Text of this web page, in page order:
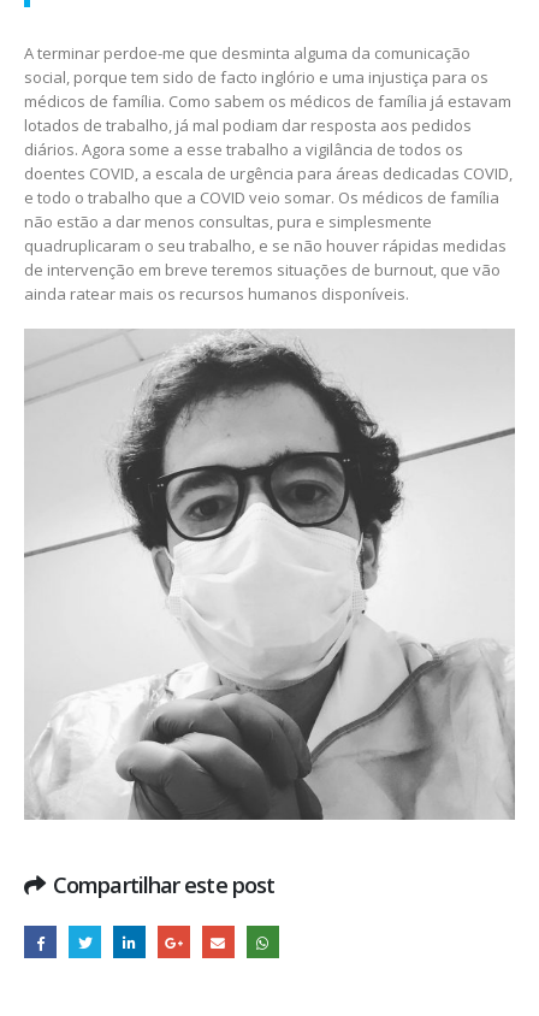
A terminar perdoe-me que desminta alguma da comunicação
social, porque tem sido de facto inglório e uma injustiça para os
médicos de família. Como sabem os médicos de família já estavam
lotados de trabalho, já mal podiam dar resposta aos pedidos
diários. Agora some a esse trabalho a vigilância de todos os
doentes COVID, a escala de urgência para áreas dedicadas COVID,
e todo o trabalho que a COVID veio somar. Os médicos de família
não estão a dar menos consultas, pura e simplesmente
quadruplicaram o seu trabalho, e se não houver rápidas medidas
de intervenção em breve teremos situações de burnout, que vão
ainda ratear mais os recursos humanos disponíveis.
Compartilhar este post